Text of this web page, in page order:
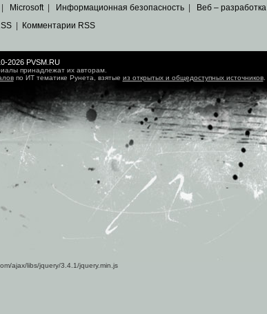
Microsoft| Информационная безопасность
Веб – разработка
| Комментарии RSS
2026 PVSM.RU
принадлежат их авторам.
по ИТ тематике Рунета, взятые из открытых и общедоступных источников.
ajax/libs/jquery/3.4.1/jquery.min.js